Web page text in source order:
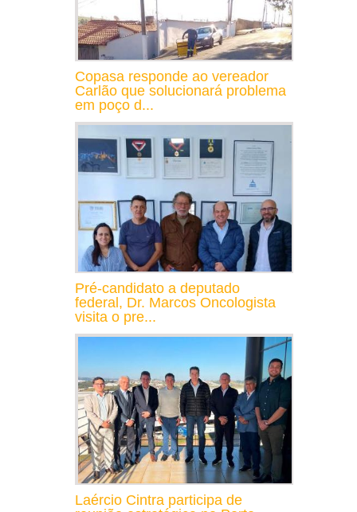
Copasa responde ao vereador
Carlão que solucionará problema
em poço d...
Pré-candidato a deputado
federal, Dr. Marcos Oncologista
visita o pre...
Laércio Cintra participa de